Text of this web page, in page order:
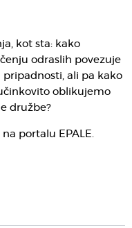
kot sta: kako
odraslih povezuje
ali pa kako
oblikujemo
družbe?
na portalu EPALE.